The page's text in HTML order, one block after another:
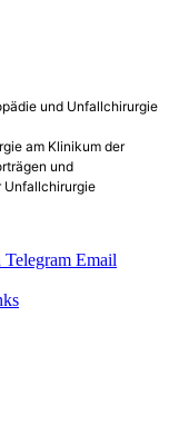
und Unfallchirurgie
am Klinikum der
und
Unfallchirurgie
Telegram Email